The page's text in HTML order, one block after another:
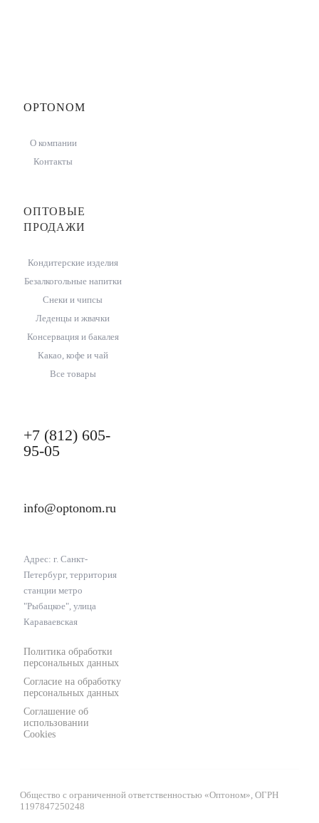
OPTONOM
О компании
Контакты
ОПТОВЫЕ
ПРОДАЖИ
Кондитерские изделия
Безалкогольные напитки
Снеки и чипсы
Леденцы и жвачки
Консервация и бакалея
Какао, кофе и чай
Все товары
+7 (812) 605-
95-05
info@optonom.ru
Адрес: г. Санкт-
Петербург, территория
станции метро
"Рыбацкое", улица
Караваевская
Политика обработки
персональных данных
Согласие на обработку
персональных данных
Соглашение об
использовании
Cookies
Общество с ограниченной ответственностью «Оптоном», ОГРН
1197847250248